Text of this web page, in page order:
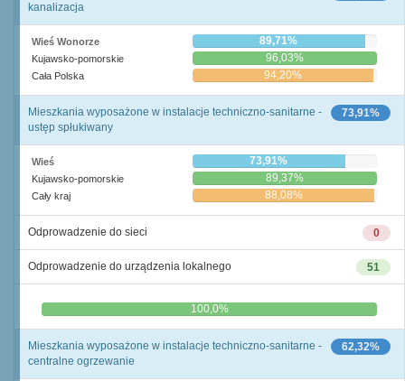
kanalizacja
Wieś Wonorze 89,71%
Kujawsko-pomorskie 96,03%
Cała Polska 94,20%
73,91%
Mieszkania wyposażone w instalacje techniczno-sanitarne -
ustęp spłukiwany
Wieś 73,91%
Kujawsko-pomorskie 89,37%
Cały kraj 88,08%
0
Odprowadzenie do sieci
51
Odprowadzenie do urządzenia lokalnego
0,0% 100,0%
62,32%
Mieszkania wyposażone w instalacje techniczno-sanitarne -
centralne ogrzewanie